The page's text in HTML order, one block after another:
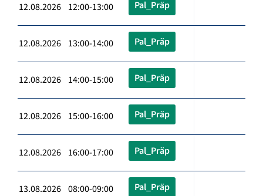
12.08.2026 12:00-13:00 Pal_Präp
12.08.2026 13:00-14:00 Pal_Präp
12.08.2026 14:00-15:00 Pal_Präp
12.08.2026 15:00-16:00 Pal_Präp
12.08.2026 16:00-17:00 Pal_Präp
13.08.2026 08:00-09:00 Pal_Präp